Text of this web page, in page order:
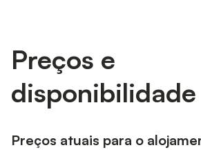
Preços e
disponibilidade
Preços atuais para o